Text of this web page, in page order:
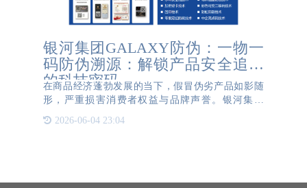
银河集团GALAXY防伪：一物一
码防伪溯源：解锁产品安全追溯
的科技密码
在商品经济蓬勃发展的当下，假冒伪劣产品如影随
形，严重损害消费者权益与品牌声誉。银河集团
安全追溯提供了强大的科技支撑。 银河集团
2026-06-04 23:04